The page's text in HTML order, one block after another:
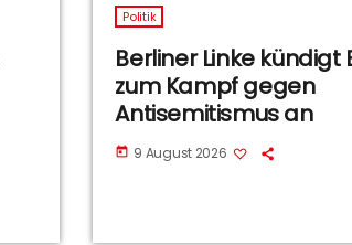
Politik
Berliner Linke kündigt
zum Kampf gegen
Antisemitismus an
today 9 August 2026